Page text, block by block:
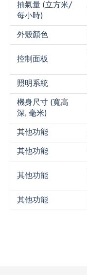
抽氣量 (立方米/
每小時)
外殼顏色
控制面板
照明系統
機身尺寸 (寬高
深, 毫米)
其他功能
其他功能
其他功能
其他功能